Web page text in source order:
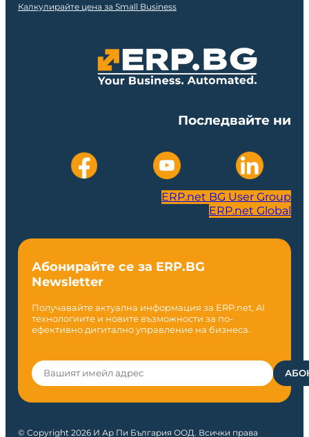
Калкулирайте цена за Small Business
Последвайте ни
ERP.net BG User Group
ERP.net Global
Абонирайте се за ERP.BG
Newsletter
Получавайте актуална информация за ERP.net, AI
технологиите и новите възможности за по-
ефективно дигитално управление на бизнеса.
© Copyright 2026 И Ар Пи България ООД. Всички права